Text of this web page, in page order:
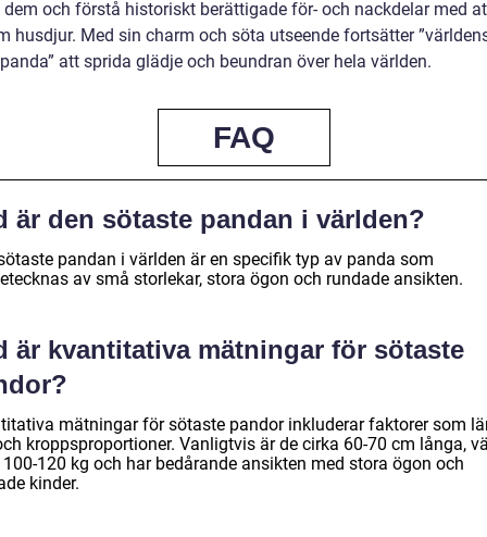
dem och förstå historiskt berättigade för- och nackdelar med
husdjur. Med sin charm och söta utseende fortsätter
att sprida glädje och beundran över hela världen.
FAQ
är den sötaste pandan i världen?
pandan i världen är en specifik typ av panda som
av små storlekar, stora ögon och rundade ansikten.
är kvantitativa mätningar för sötaste
mätningar för sötaste pandor inkluderar faktorer som
kroppsproportioner. Vanligtvis är de cirka 60-70 cm långa,
120 kg och har bedårande ansikten med stora ögon och
kinder.